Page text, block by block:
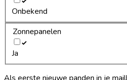
Onbekend
Zonnepanelen
Ja